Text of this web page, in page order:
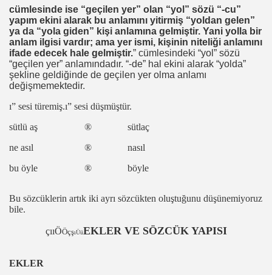
cümlesinde ise “geçilen yer” olan “yol” sözü “-cu”
yapım ekini alarak bu anlamını yitirmiş “yoldan gelen”
ya da “yola giden” kişi anlamına gelmiştir. Yani yolla bir
anlam ilgisi vardır; ama yer ismi, kişinin niteliği anlamını
ifade edecek hale gelmiştir.” cümlesindeki “yol” sözü
“geçilen yer” anlamındadır. “-de” hal ekini alarak “yolda”
şekline geldiğinde de geçilen yer olma anlamı
değişmemektedir.
ı” sesi türemiş.ı” sesi düşmüştür.
sütlü aş
ne asıl
bu öyle
®
®
®
sütlaç
nasıl
böyle
Bu sözcüklerin artık iki ayrı sözcükten oluştuğunu düşünemiyoruz
bile.
çııÖÖçşıÜüEKLER VE SÖZCÜK YAPISI
EKLER